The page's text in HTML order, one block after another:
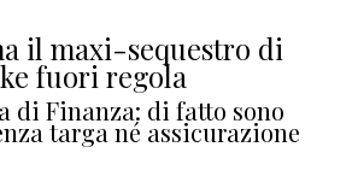
il maxi-sequestro di
fuori regola
di Finanza: di fatto sono
targa né assicurazione